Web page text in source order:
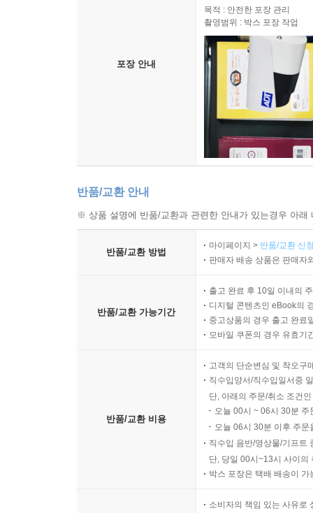
포장 안내
목적 : 안전한 포장 관리
촬영범위 : 박스 포장 작업
반품/교환 안내
※ 상품 설명에 반품/교환과 관련한 안내가 있는경우 아
반품/교환 방법
마이페이지 > 반품/교환 신
판매자 배송 상품은 판매자
반품/교환 가능기간
출고 완료 후 10일 이내의
디지털 콘텐츠인 eBook의
중고상품의 경우 출고 완료
모바일 쿠폰의 경우 유효기
반품/교환 비용
고객의 단순변심 및 착오구
직수입양서/직수입일서중
단, 아래의 주문/취소 조건
오늘 00시 ~ 06시 30분
오늘 06시 30분 이후 주
직수입 음반/영상물/기프트
단, 당일 00시~13시 사이의
박스 포장은 택배 배송이
소비자의 책임 있는 사유로